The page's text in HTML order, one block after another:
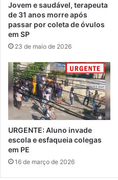
Jovem e saudável, terapeuta
de 31 anos morre após
passar por coleta de óvulos
em SP
23 de maio de 2026
URGENTE: Aluno invade
escola e esfaqueia colegas
em PE
16 de março de 2026